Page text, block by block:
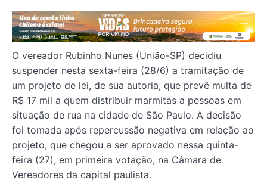
O vereador Rubinho Nunes (União-SP) decidiu
suspender nesta sexta-feira (28/6) a tramitação de
um projeto de lei, de sua autoria, que prevê multa de
R$ 17 mil a quem distribuir marmitas a pessoas em
situação de rua na cidade de São Paulo. A decisão
foi tomada após repercussão negativa em relação ao
projeto, que chegou a ser aprovado nessa quinta-
feira (27), em primeira votação, na Câmara de
Vereadores da capital paulista.